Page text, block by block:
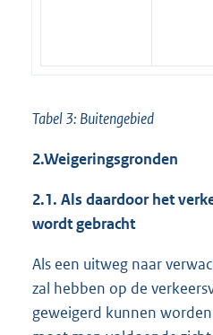
Tabel 3: Buitengebied
2.Weigeringsgronden
2.1. Als daardoor het
wordt gebracht
Als een uitweg naar
zal hebben op de
geweigerd kunnen